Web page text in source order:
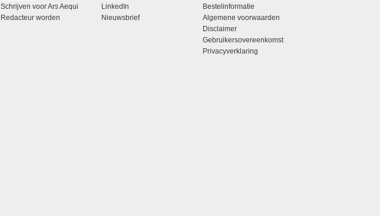
Schrijven voor Ars Aequi
Redacteur worden
LinkedIn
Nieuwsbrief
Bestelinformatie
Algemene voorwaarden
Disclaimer
Gebruikersovereenkomst
Privacyverklaring